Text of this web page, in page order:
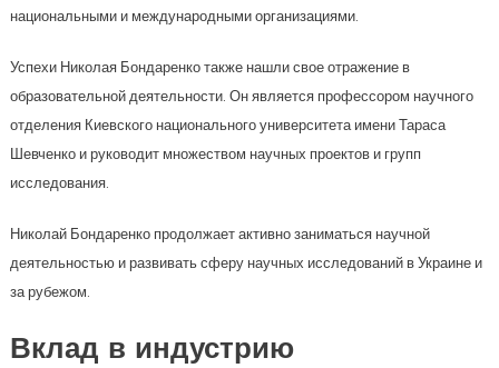
национальными и международными организациями.
Успехи Николая Бондаренко также нашли свое отражение в
образовательной деятельности. Он является профессором научного
отделения Киевского национального университета имени Тараса
Шевченко и руководит множеством научных проектов и групп
исследования.
Николай Бондаренко продолжает активно заниматься научной
деятельностью и развивать сферу научных исследований в Украине и
за рубежом.
Вклад в индустрию